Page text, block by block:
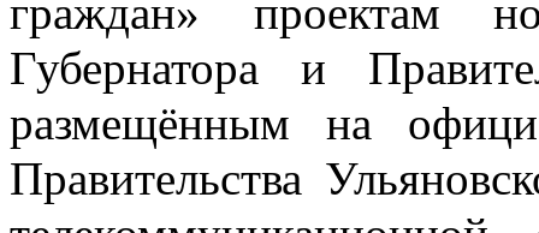
граждан» проектам
Губернатора и
размещённым на
Правительства